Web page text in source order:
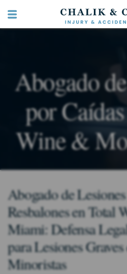
Abogado
por
Wine &
Abogado de
Resbalones en Total
Miami: Defensa
para Lesiones
Minoristas